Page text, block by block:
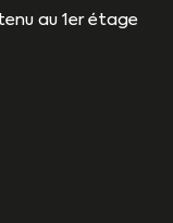
au 1er étage